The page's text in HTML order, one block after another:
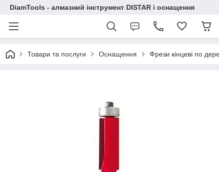
DiamTools - алмазний інструмент DISTAR і оснащення
Товари та послуги Оснащення Фрези кінцеві по